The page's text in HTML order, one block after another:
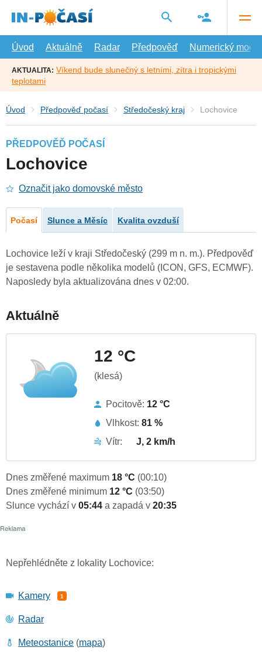
hlavní
Úvod
Aktuálně Radar Předpověď Numerický model
AKTUALITA: Víkend bude slunečný s letními, zítra i tropickými
teplotami
Úvod Předpověď počasí Středočeský kraj Lochovice
PŘEDPOVĚĎ POČASÍ
Lochovice
Označit jako domovské město
Počasí Slunce a Měsíc Kvalita ovzduší
Lochovice leží v kraji Středočeský (299 m n. m.). Předpověď
je sestavena podle několika modelů (ICON, GFS, ECMWF).
Naposledy byla aktualizována dnes v 02:00.
Aktuálně
12 °C
(klesá)
Pocitově: 12 °C
Vlhkost: 81 %
Vítr:
J, 2 km/h
Dnes změřené maximum 18 °C (00:10)
Dnes změřené minimum 12 °C (03:50)
Slunce vychází v 05:44 a zapadá v 20:35
Nepřehlédněte z lokality Lochovice:
Kamery 1
Radar
Meteostanice (mapa)